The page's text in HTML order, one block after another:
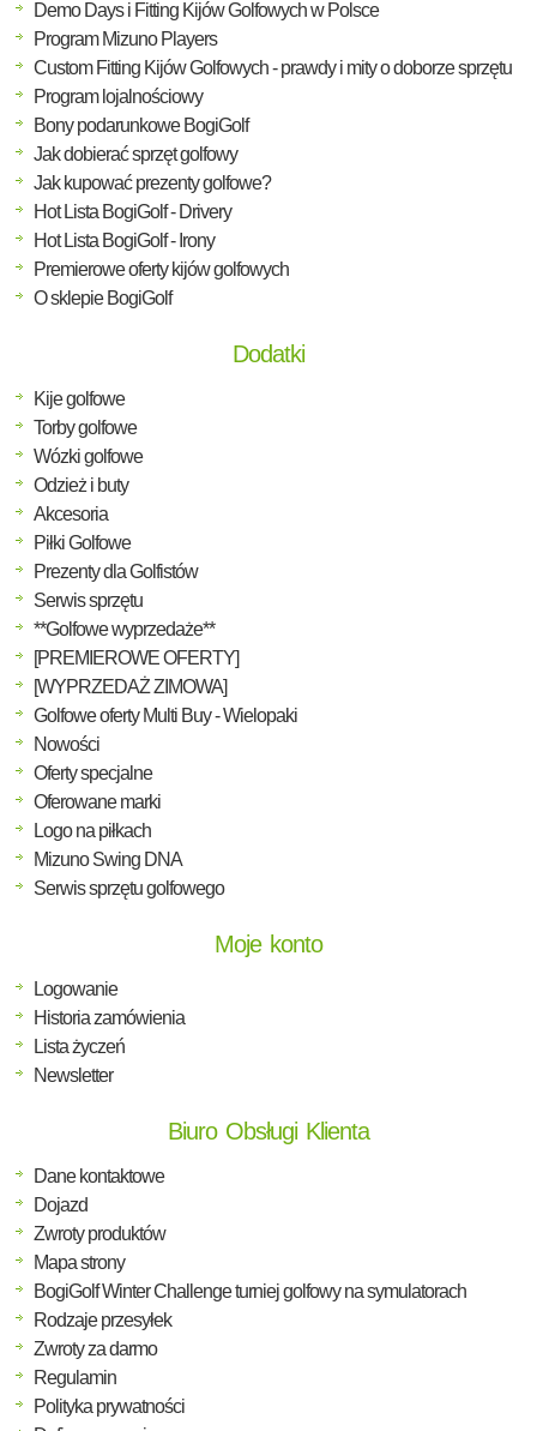
Demo Days i Fitting Kijów Golfowych w Polsce
Program Mizuno Players
Custom Fitting Kijów Golfowych - prawdy i mity o doborze sprzętu
Program lojalnościowy
Bony podarunkowe BogiGolf
Jak dobierać sprzęt golfowy
Jak kupować prezenty golfowe?
Hot Lista BogiGolf - Drivery
Hot Lista BogiGolf - Irony
Premierowe oferty kijów golfowych
O sklepie BogiGolf
Dodatki
Kije golfowe
Torby golfowe
Wózki golfowe
Odzież i buty
Akcesoria
Piłki Golfowe
Prezenty dla Golfistów
Serwis sprzętu
**Golfowe wyprzedaże**
[PREMIEROWE OFERTY]
[WYPRZEDAŻ ZIMOWA]
Golfowe oferty Multi Buy - Wielopaki
Nowości
Oferty specjalne
Oferowane marki
Logo na piłkach
Mizuno Swing DNA
Serwis sprzętu golfowego
Moje konto
Logowanie
Historia zamówienia
Lista życzeń
Newsletter
Biuro Obsługi Klienta
Dane kontaktowe
Dojazd
Zwroty produktów
Mapa strony
BogiGolf Winter Challenge turniej golfowy na symulatorach
Rodzaje przesyłek
Zwroty za darmo
Regulamin
Polityka prywatności